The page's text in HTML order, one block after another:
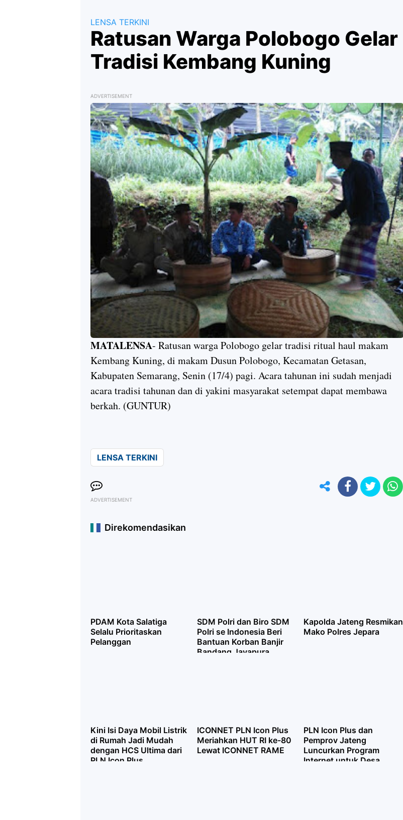
LENSA TERKINI
Ratusan Warga Polobogo Gelar
Tradisi Kembang Kuning
ADVERTISEMENT
MATALENSA- Ratusan warga Polobogo gelar tradisi ritual haul makam
Kembang Kuning, di makam Dusun Polobogo, Kecamatan Getasan,
Kabupaten Semarang, Senin (17/4) pagi. Acara tahunan ini sudah menjadi
acara tradisi tahunan dan di yakini masyarakat setempat dapat membawa
berkah. (GUNTUR)
LENSA TERKINI
ADVERTISEMENT
Direkomendasikan
PDAM Kota Salatiga
Selalu Prioritaskan
Pelanggan
SDM Polri dan Biro SDM
Polri se Indonesia Beri
Bantuan Korban Banjir
Bandang Jayapura
Kapolda Jateng Resmikan
Mako Polres Jepara
Kini Isi Daya Mobil Listrik
di Rumah Jadi Mudah
dengan HCS Ultima dari
PLN Icon Plus
ICONNET PLN Icon Plus
Meriahkan HUT RI ke-80
Lewat ICONNET RAME
PLN Icon Plus dan
Pemprov Jateng
Luncurkan Program
Internet untuk Desa